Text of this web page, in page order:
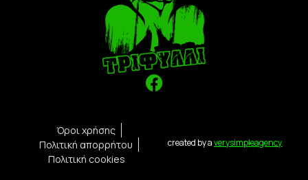
created by averysimpleagency
Όροι χρήσης
Πολιτική απορρήτου
Πολιτική cookies